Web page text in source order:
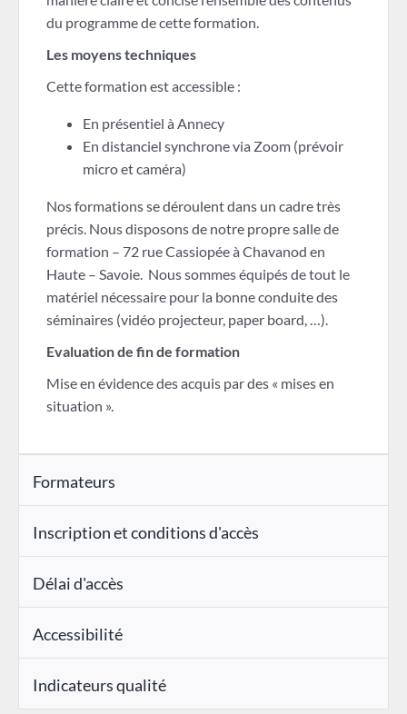
du programme de cette formation.
Les moyens techniques
Cette formation est accessible :
En présentiel à Annecy
En distanciel synchrone via Zoom (prévoir
micro et caméra)
Nos formations se déroulent dans un cadre très
précis. Nous disposons de notre propre salle de
formation – 72 rue Cassiopée à Chavanod en
Haute – Savoie. Nous sommes équipés de tout le
matériel nécessaire pour la bonne conduite des
séminaires (vidéo projecteur, paper board, …).
Evaluation de fin de formation
Mise en évidence des acquis par des « mises en
situation ».
Formateurs
Inscription et conditions d'accès
Délai d'accès
Accessibilité
Indicateurs qualité